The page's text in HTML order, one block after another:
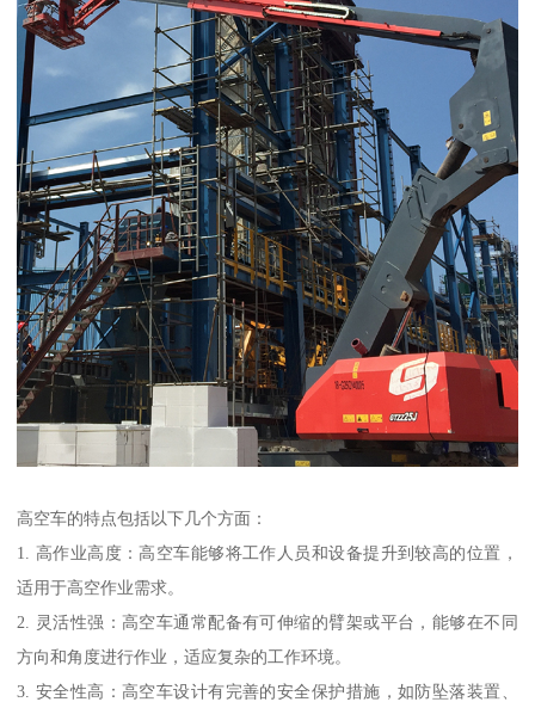
高空车的特点包括以下几个方面：
1. 高作业高度：高空车能够将工作人员和设备提升到较高的位置，
适用于高空作业需求。
2. 灵活性强：高空车通常配备有可伸缩的臂架或平台，能够在不同
方向和角度进行作业，适应复杂的工作环境。
3. 安全性高：高空车设计有完善的安全保护措施，如防坠落装置、